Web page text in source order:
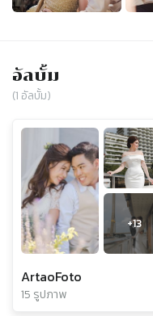
อัลบั้ม
(1 อัลบั้ม)
+13
ArtaoFoto
15 รูปภาพ